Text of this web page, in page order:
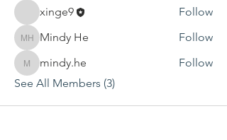
xinge9 Follow
Mindy He
Mindy He Follow
mindy.he
mindy.he
Follow
See All Members (3)